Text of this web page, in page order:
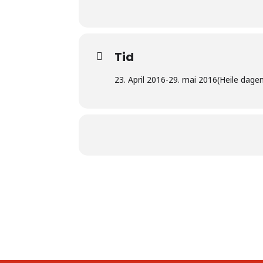
Tid
23. April 2016-29. mai 2016(Heile